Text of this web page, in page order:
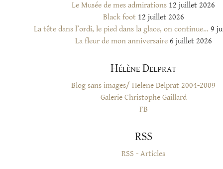
Le Musée de mes admirations 12 juillet 2026
Black foot 12 juillet 2026
La tête dans l’ordi, le pied dans la glace, on continue… 9
La fleur de mon anniversaire 6 juillet 2026
Hélène Delprat
Blog sans images/ Helene Delprat 2004-2009
Galerie Christophe Gaillard
FB
RSS
RSS - Articles